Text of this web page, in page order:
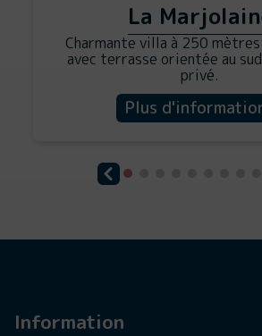
La
Charmante villa à 250
avec terrasse orientée au
privé.
Plus
Information